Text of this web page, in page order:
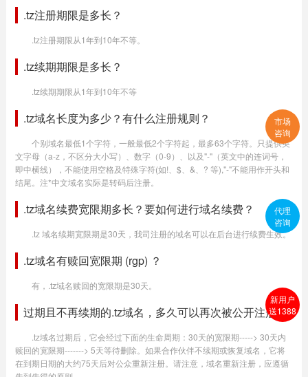
.tz注册期限是多长？
.tz注册期限从1年到10年不等。
.tz续期期限是多长？
.tz续期期限从1年到10年不等
.tz域名长度为多少？有什么注册规则？
个别域名最低1个字符，一般最低2个字符起，最多63个字符。只提供英
文字母（a-z，不区分大小写）、数字（0-9）、以及"-"（英文中的连词号，
即中横线），不能使用空格及特殊字符(如!、$、&、? 等),"-"不能用作开头和
结尾。注*中文域名实际是转码后注册。
.tz域名续费宽限期多长？要如何进行域名续费？
.tz 域名续期宽限期是30天，我司注册的域名可以在后台进行续费生效。
.tz域名有赎回宽限期 (rgp) ？
有，.tz域名赎回的宽限期是30天。
过期且不再续期的.tz域名，多久可以再次被公开注册？
.tz域名过期后，它会经过下面的生命周期：30天的宽限期-----> 30天内
赎回的宽限期-------> 5天等待删除。如果合作伙伴不续期或恢复域名，它将
在到期日期的大约75天后对公众重新注册。请注意，域名重新注册，应遵循
市场
咨询
代理
咨询
新用户
送1388